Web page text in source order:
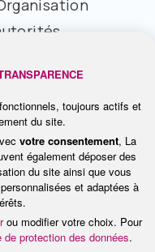
Ainsi,
le corps lors
ne doit
un seuil en
la santé n'est
le DAS. Depuis
de ventes de
« Nous
toujours actifs et
du site.
votre consentement, La
également déposer des
du site ainsi que vous
et adaptées à
ou modifier votre choix. Pour
de protection des données.